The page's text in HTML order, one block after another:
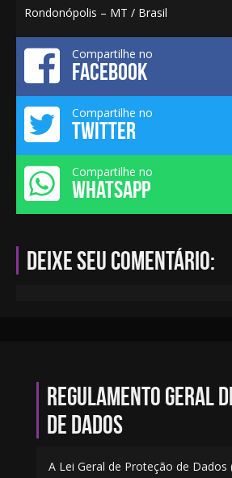
Rondonópolis – MT / Brasil
Compartilhe no
FACEBOOK
Compartilhe no
TWITTER
Compartilhe no
WHATSAPP
Deixe seu comentário:
Regulamento geral
de dados
A Lei Geral de Proteção de Dados